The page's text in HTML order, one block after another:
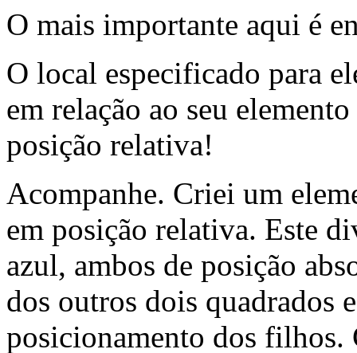
O mais importante aqui é
O local especificado para
em relação ao seu
posição relativa!
Acompanhe. Criei um
em posição relativa. Este
azul, ambos de posição
dos outros dois quadrados
posicionamento dos filhos.